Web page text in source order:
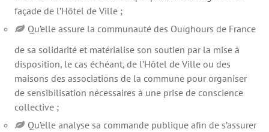
façade de l’Hôtel de Ville ;
Qu’elle assure la communauté des Ouïghours de France
de sa solidarité et matérialise son soutien par la mise à
disposition, le cas échéant, de l’Hôtel de Ville ou des
maisons des associations de la commune pour organiser
de sensibilisation nécessaires à une prise de conscience
collective ;
Qu’elle analyse sa commande publique afin de s’assurer